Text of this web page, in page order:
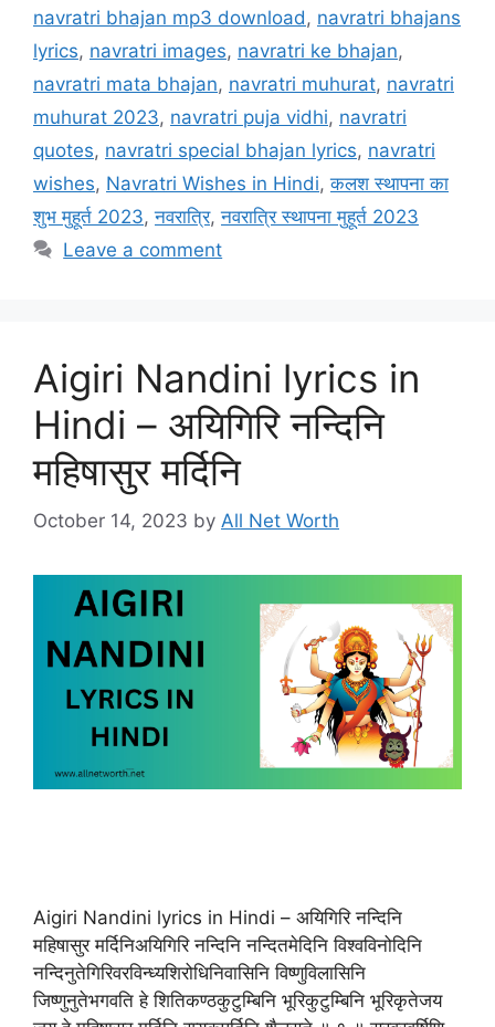
navratri bhajan mp3 download, navratri bhajans
lyrics, navratri images, navratri ke bhajan,
navratri mata bhajan, navratri muhurat, navratri
muhurat 2023, navratri puja vidhi, navratri
quotes, navratri special bhajan lyrics, navratri
wishes, Navratri Wishes in Hindi,कलश स्थापना का
शुभ मुहूर्त 2023,नवरात्रि,नवरात्रि स्थापना मुहूर्त 2023
Leave a comment
Aigiri Nandini lyrics in
Hindi – अयिगिरि नन्दिनि
महिषासुर मर्दिनि
October 14, 2023 by All Net Worth
Aigiri Nandini lyrics in Hindi – अयिगिरि नन्दिनि
महिषासुर मर्दिनिअयिगिरि नन्दिनि नन्दितमेदिनि विश्वविनोदिनि
नन्दिनुतेगिरिवरविन्ध्यशिरोधिनिवासिनि विष्णुविलासिनि
जिष्णुनुतेभगवति हे शितिकण्ठकुटुम्बिनि भूरिकुटुम्बिनि भूरिकृतेजय